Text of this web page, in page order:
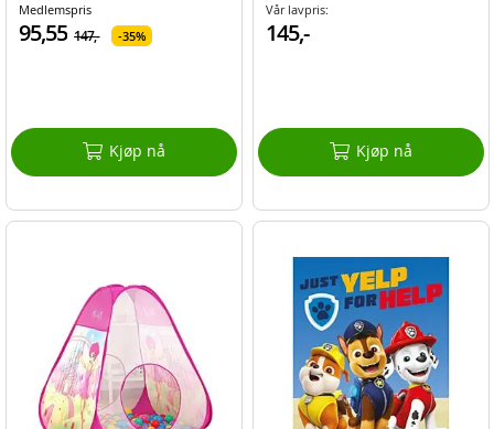
Medlemspris
95,55 147,- 35%
Kjøp nå
Vår lavpris:
145,-
Kjøp nå